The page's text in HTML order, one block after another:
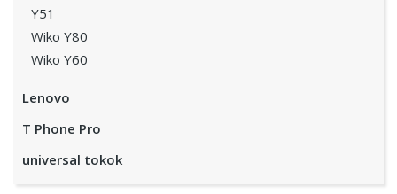
Y51
Wiko Y80
Wiko Y60
Lenovo
T Phone Pro
universal tokok